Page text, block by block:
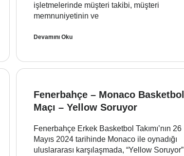
işletmelerinde müşteri takibi, müşteri
memnuniyetinin ve
Devamını Oku
Fenerbahçe – Monaco Basketbol
Maçı – Yellow Soruyor
Fenerbahçe Erkek Basketbol Takımı’nın 26
Mayıs 2024 tarihinde Monaco ile oynadığı
uluslararası karşılaşmada, “Yellow Soruyor”